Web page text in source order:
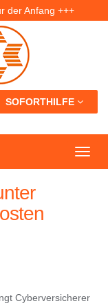
der Anfang +++
SOFORTHILFE
Cyberversicherer